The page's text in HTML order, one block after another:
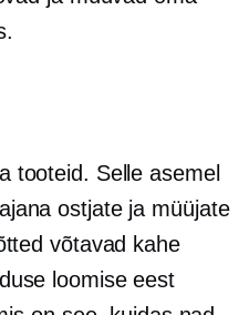
tooteid. Selle asemel
ostjate ja müüjate
võtavad kahe
loomise eest